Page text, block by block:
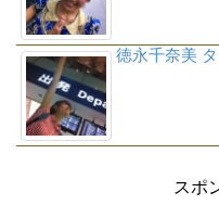
徳永千奈美
スポ